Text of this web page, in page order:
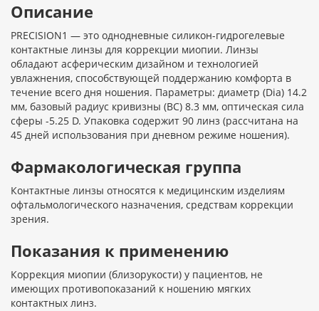
Описание
PRECISION1 — это однодневные силикон-гидрогелевые
контактные линзы для коррекции миопии. Линзы
обладают асферическим дизайном и технологией
увлажнения, способствующей поддержанию комфорта в
течение всего дня ношения. Параметры: диаметр (Dia) 14.2
мм, базовый радиус кривизны (BC) 8.3 мм, оптическая сила
сферы -5.25 D. Упаковка содержит 90 линз (рассчитана на
45 дней использования при дневном режиме ношения).
Фармакологическая группа
Контактные линзы относятся к медицинским изделиям
офтальмологического назначения, средствам коррекции
зрения.
Показания к применению
Коррекция миопии (близорукости) у пациентов, не
имеющих противопоказаний к ношению мягких
контактных линз.